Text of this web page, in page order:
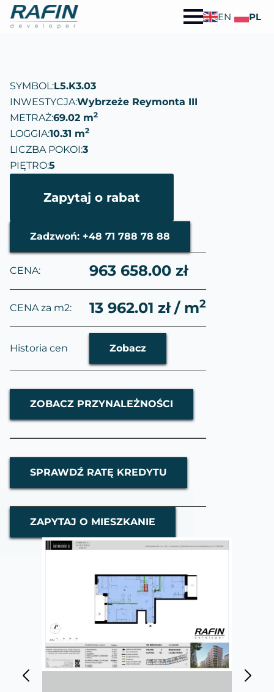
EN PL
SYMBOL:L5.K3.03
INWESTYCJA:Wybrzeże Reymonta III
METRAŻ:69.02 m2
LOGGIA:10.31 m2
LICZBA POKOI:3
PIĘTRO:5
Zapytaj o rabat
Zadzwoń: +48 71 788 78 88
CENA: 963 658.00 zł
CENA za m2: 13 962.01 zł / m2
Historia cen Zobacz
ZOBACZ PRZYNALEŻNOŚCI
SPRAWDŹ RATĘ KREDYTU
ZAPYTAJ O MIESZKANIE